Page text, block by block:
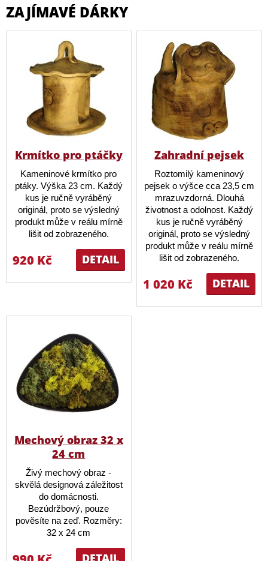
ZAJÍMAVÉ DÁRKY
Krmítko pro ptáčky
Kameninové krmítko pro
ptáky. Výška 23 cm. Každý
kus je ručně vyráběný
originál, proto se výsledný
produkt může v reálu mírně
lišit od zobrazeného.
DETAIL
920 Kč
Zahradní pejsek
Roztomilý kameninový
pejsek o výšce cca 23,5 cm
mrazuvzdorná. Dlouhá
životnost a odolnost. Každý
kus je ručně vyráběný
originál, proto se výsledný
produkt může v reálu mírně
lišit od zobrazeného.
DETAIL
1 020 Kč
Mechový obraz 32 x
24 cm
Živý mechový obraz -
skvělá designová záležitost
do domácnosti.
Bezúdržbový, pouze
pověsíte na zeď. Rozměry:
32 x 24 cm
DETAIL